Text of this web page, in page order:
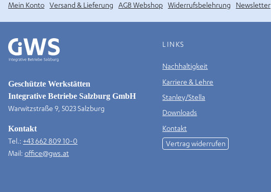
Mein Konto Versand & Lieferung AGB Webshop Widerrufsbelehrung Newsletter
Geschützte Werkstätten
Integrative Betriebe Salzburg GmbH
Warwitzstraße 9, 5023 Salzburg
Kontakt
Tel.: +43 662 809 10-0
Mail: office@gws.at
LINKS
Nachhaltigkeit
Karriere & Lehre
Stanley/Stella
Downloads
Kontakt
Vertrag widerrufen